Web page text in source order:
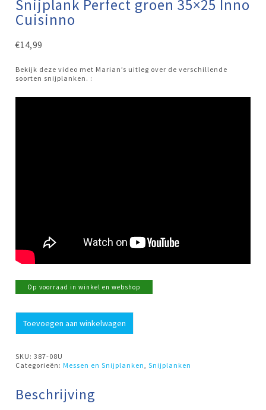
Snijplank Perfect groen 35×25 Inno
Cuisinno
€14,99
Bekijk deze video met Marian’s uitleg over de verschillende
soorten snijplanken. :
Op voorraad in winkel en webshop
Perfect
groen
Cuisinno
aantal
Toevoegen aan winkelwagen
SKU:387-08U
Categorieën:Messen en Snijplanken ,Snijplanken
Beschrijving